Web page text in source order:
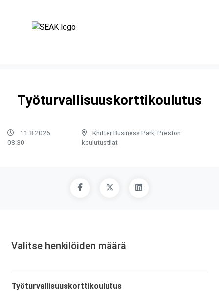
Työturvallisuuskorttikoulutus
11.8.2026
08:30
Knitter Business Park, Preston
koulutustilat
Valitse henkilöiden määrä
Työturvallisuuskorttikoulutus